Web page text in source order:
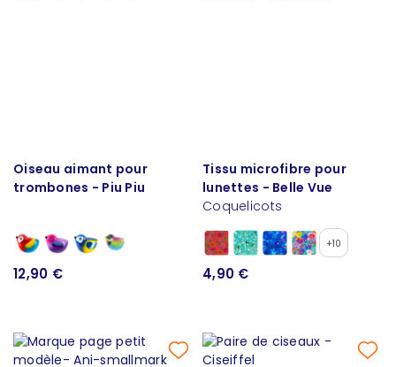
Oiseau aimant pour
trombones - Piu Piu
12,90 €
Tissu microfibre pour
lunettes - Belle Vue
Coquelicots
+10
4,90 €